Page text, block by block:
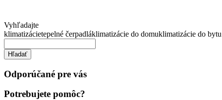
Vyhľadajte
klimatizácietepelné čerpadláklimatizácie do domuklimatizácie do bytu
Hľadať
Odporúčané pre vás
Potrebujete pomôc?